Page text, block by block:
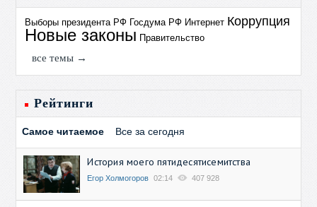
Выборы президента РФ Госдума РФ Интернет Коррупция
Новые законы Правительство
все темы →
Рейтинги
Самое читаемое Все за сегодня
История моего пятидесятисемитства
Егор Холмогоров 02:14 407 928